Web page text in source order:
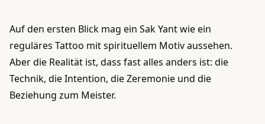
Auf den ersten Blick mag ein Sak Yant wie ein
reguläres Tattoo mit spirituellem Motiv aussehen.
Aber die Realität ist, dass fast alles anders ist: die
Technik, die Intention, die Zeremonie und die
Beziehung zum Meister.